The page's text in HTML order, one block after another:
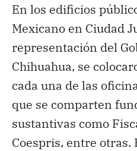
En los edificios
Mexicano en Ciudad
representación del
Chihuahua, se
cada una de las
que se comparten
sustantivas como
Coespris, entre otras.